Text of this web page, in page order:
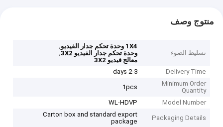
منتوج وصف
تسليط الضوء
1X4 وحدة تحكم جدار الفيديو
,
وحدة تحكم جدار الفيديو 3X2
,
معالج فيديو 3X2
Delivery Time
2-3 days
Minimum Order
Quantity
1pcs
Model Number
WL-HDVP
Packaging Details
Carton box and standard export
package